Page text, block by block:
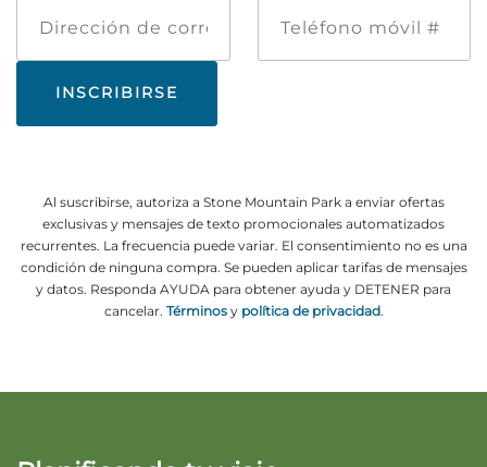
de
móvil
Al suscribirse, autoriza a Stone Mountain Park a enviar ofertas
exclusivas y mensajes de texto promocionales automatizados
recurrentes. La frecuencia puede variar. El consentimiento no es una
condición de ninguna compra. Se pueden aplicar tarifas de mensajes
y datos. Responda AYUDA para obtener ayuda y DETENER para
cancelar. Términosy política de privacidad.